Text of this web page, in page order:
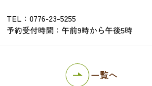
TEL：0776-23-5255
予約受付時間：午前9時から午後5時
一覧へ